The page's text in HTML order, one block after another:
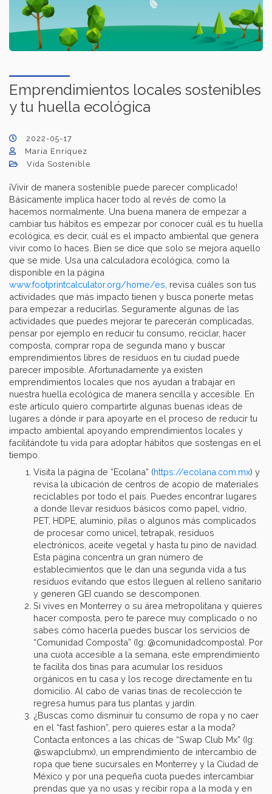
Emprendimientos locales sostenibles
y tu huella ecológica
2022-05-17
María Enríquez
Vida Sostenible
¡Vivir de manera sostenible puede parecer complicado!
Básicamente implica hacer todo al revés de como la
hacemos normalmente. Una buena manera de empezar a
cambiar tus hábitos es empezar por conocer cuál es tu huella
ecológica, es decir, cuál es el impacto ambiental que genera
vivir como lo haces. Bien se dice que solo se mejora aquello
que se mide. Usa una calculadora ecológica, como la
disponible en la página
www.footprintcalculator.org/home/es , revisa cuáles son tus
actividades que más impacto tienen y busca ponerte metas
para empezar a reducirlas. Seguramente algunas de las
actividades que puedes mejorar te parecerán complicadas,
pensar por ejemplo en reducir tu consumo, reciclar, hacer
composta, comprar ropa de segunda mano y buscar
emprendimientos libres de residuos en tu ciudad puede
parecer imposible. Afortunadamente ya existen
emprendimientos locales que nos ayudan a trabajar en
nuestra huella ecológica de manera sencilla y accesible. En
este artículo quiero compartirte algunas buenas ideas de
lugares a dónde ir para apoyarte en el proceso de reducir tu
impacto ambiental apoyando emprendimientos locales y
facilitándote tu vida para adoptar hábitos que sostengas en el
tiempo.
Visita la página de “Ecolana” (https://ecolana.com.mx) y
revisa la ubicación de centros de acopio de materiales
reciclables por todo el país. Puedes encontrar lugares
a donde llevar residuos básicos como papel, vidrio,
PET, HDPE, aluminio, pilas o algunos más complicados
de procesar como unicel, tetrapak, residuos
electrónicos, aceite vegetal y hasta tu pino de navidad.
Esta página concentra un gran número de
establecimientos que le dan una segunda vida a tus
residuos evitando que estos lleguen al relleno sanitario
y generen GEI cuando se descomponen.
Si vives en Monterrey o su área metropolitana y quieres
hacer composta, pero te parece muy complicado o no
sabes cómo hacerla puedes buscar los servicios de
“Comunidad Composta” (Ig: @comunidadcomposta). Por
una cuota accesible a la semana, este emprendimiento
te facilita dos tinas para acumular los residuos
orgánicos en tu casa y los recoge directamente en tu
domicilio. Al cabo de varias tinas de recolección te
regresa humus para tus plantas y jardín.
¿Buscas como disminuir tu consumo de ropa y no caer
en el “fast fashion”, pero quieres estar a la moda?
Contacta entonces a las chicas de “Swap Club Mx” (Ig:
@swapclubmx), un emprendimiento de intercambio de
ropa que tiene sucursales en Monterrey y la Ciudad de
México y por una pequeña cuota puedes intercambiar
prendas que ya no usas y recibir ropa a la moda y en